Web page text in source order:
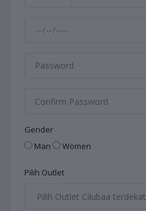
Gender
Man
Women
Pilih Outlet
Pilih Outlet Cilubaa terdekat